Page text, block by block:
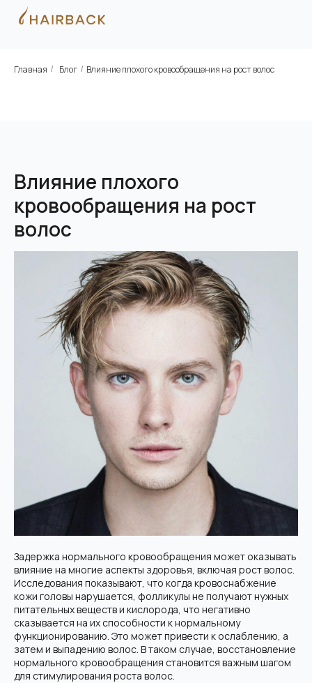
Главная / Блог / Влияние плохого кровообращения на рост волос
Влияние плохого
кровообращения на рост
волос
Задержка нормального кровообращения может оказывать
влияние на многие аспекты здоровья, включая рост волос.
Исследования показывают, что когда кровоснабжение
кожи головы нарушается, фолликулы не получают нужных
питательных веществ и кислорода, что негативно
сказывается на их способности к нормальному
функционированию. Это может привести к ослаблению, а
затем и выпадению волос. В таком случае, восстановление
нормального кровообращения становится важным шагом
для стимулирования роста волос.